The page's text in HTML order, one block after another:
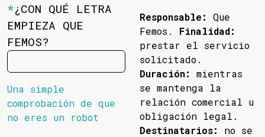
*¿CON QUÉ LETRA
EMPIEZA QUE
FEMOS?
Una simple
comprobación de que
no eres un robot
Responsable:
Que
Femos. Finalidad:
prestar el servicio
solicitado.
Duración:
mientras
se mantenga la
relación comercial u
obligación legal.
Destinatarios:
no se